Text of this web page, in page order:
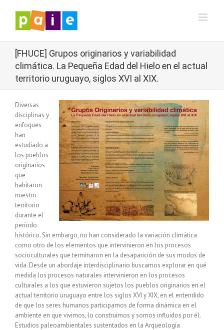
contenido
[FHUCE] Grupos originarios y variabilidad
climática. La Pequeña Edad del Hielo en el actual
territorio uruguayo, siglos XVI al XIX.
Diversas
disciplinas y
enfoques
han
estudiado a
los pueblos
originarios
que
habitaron
nuestro
territorio
durante el
período
histórico. Sin embargo, no han considerado la variación climática
como otro de los elementos que intervinieron en los procesos
socioculturales que terminaron en la desaparición de sus modos de
vida. Desde un abordaje interdisciplinario buscamos explorar en qué
medida los procesos naturales intervinieron en los procesos
culturales a los que estuvieron sujetos los pueblos originarios en el
actual territorio uruguayo entre los siglos XVI y XIX, en el entendido
de que los seres humanos participamos de forma dinámica en el
ambiente en que vivimos, lo construimos y somos influidos por él.
Estudios paleoambientales sustentados en la Arqueología